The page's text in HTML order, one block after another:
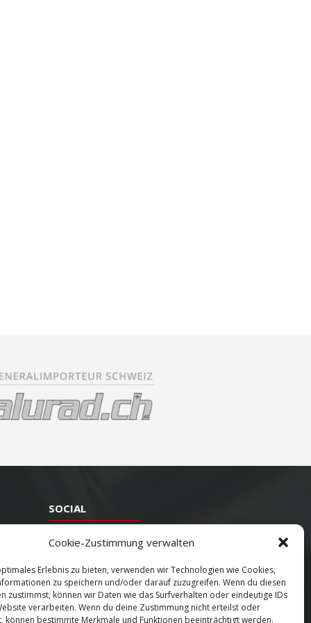
Cookie-Zustimmung verwalten
Erlebnis zu bieten, verwenden wir Technologien wie Cookies,
zu speichern und/oder darauf zuzugreifen. Wenn du diesen
zustimmst, können wir Daten wie das Surfverhalten oder eindeutige IDs
verarbeiten. Wenn du deine Zustimmung nicht erteilst oder
können bestimmte Merkmale und Funktionen beeinträchtigt werden.
SOCIAL
Youtube
Twitter
Facebook
Instagram